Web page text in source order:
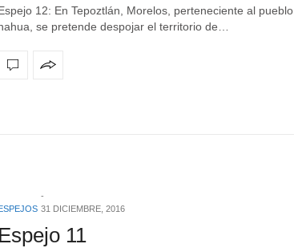
12: En Tepoztlán, Morelos, perteneciente al pueblo
se pretende despojar el territorio de…
ESPEJOS 31 DICIEMBRE, 2016
Espejo 11